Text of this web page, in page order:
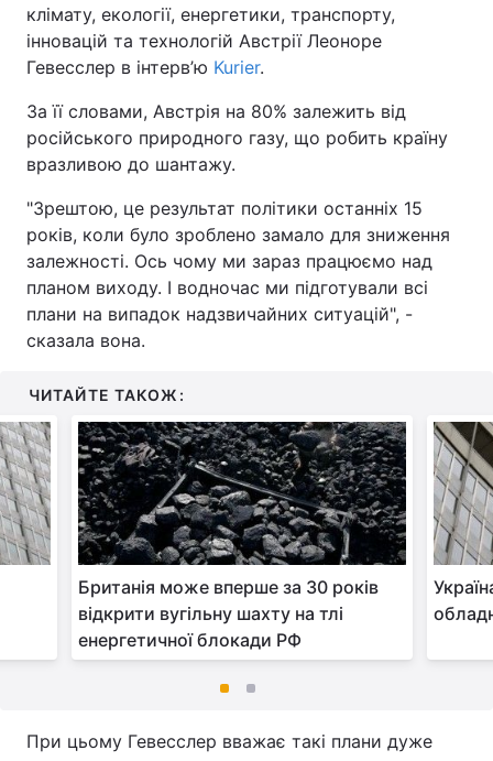
клімату, екології, енергетики, транспорту,
інновацій та технологій Австрії Леоноре
Гевесслер в інтерв’ю Kurier.
За її словами, Австрія на 80% залежить від
російського природного газу, що робить країну
вразливою до шантажу.
"Зрештою, це результат політики останніх 15
років, коли було зроблено замало для зниження
залежності. Ось чому ми зараз працюємо над
планом виходу. І водночас ми підготували всі
плани на випадок надзвичайних ситуацій", -
сказала вона.
ЧИТАЙТЕ ТАКОЖ:
Британія може вперше за 30 років
відкрити вугільну шахту на тлі
енергетичної блокади РФ
При цьому Гевесслер вважає такі плани дуже